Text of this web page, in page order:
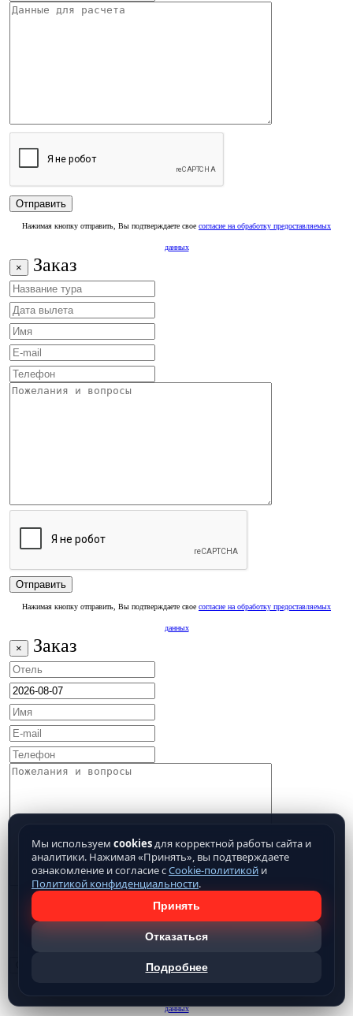
Нажимая кнопку отправить, Вы подтверждаете свое согласие на обработку предоставляемых
данных
× Заказ
Нажимая кнопку отправить, Вы подтверждаете свое согласие на обработку предоставляемых
данных
× Заказ
данных
Мы используем cookiesдля корректной работы сайта и
аналитики. Нажимая «Принять», вы подтверждаете
ознакомление и согласие сCookie-политикой и
Политикой конфиденциальности.
Принять
Отказаться
Подробнее